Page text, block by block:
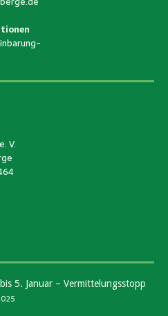
V.
5. Januar – Vermittelungsstopp